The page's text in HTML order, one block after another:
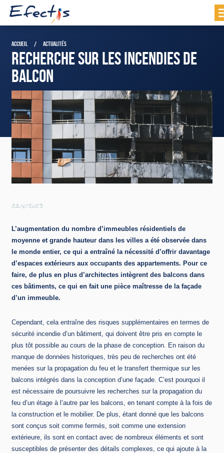
ACCUEIL ACTUALITÉS
RECHERCHE SUR LES INCENDIES DE
BALCON
21/6/2023
L’augmentation du nombre d’immeubles résidentiels de
moyenne et grande hauteur dans les villes a été observée dans
le monde entier, ce qui a entraîné la nécessité d’offrir davantage
d’espaces extérieurs aux occupants des appartements. Pour ce
faire, de plus en plus d’architectes intègrent des balcons dans
ces bâtiments, ce qui en fait une pièce maîtresse de la façade
d’un immeuble.
Cependant, cela entraîne des risques supplémentaires en termes de
sécurité incendie d’un bâtiment, qui doivent être pris en compte le
plus tôt possible au cours de la phase de conception. En raison du
manque de données historiques, très peu de recherches ont été
menées sur la propagation du feu et le transfert thermique sur les
balcons intégrés dans la conception d’une façade. C’est pourquoi il
est nécessaire de poursuivre les recherches sur la propagation du
feu d’un étage à l’autre par les balcons, en tenant compte à la fois de
la construction et le mobilier. De plus, étant donné que les balcons
sont conçus soit comme fermés, soit comme une extension
extérieure, ils sont en contact avec de nombreux éléments et sont
susceptibles de présenter des détails complexes, ce qui ajoute à la